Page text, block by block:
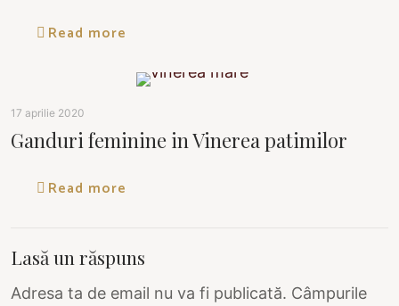
Read more
17 aprilie 2020
Ganduri feminine in Vinerea patimilor
Read more
Lasă un răspuns
Adresa ta de email nu va fi publicată. Câmpurile